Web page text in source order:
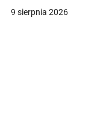
9 sierpnia 2026